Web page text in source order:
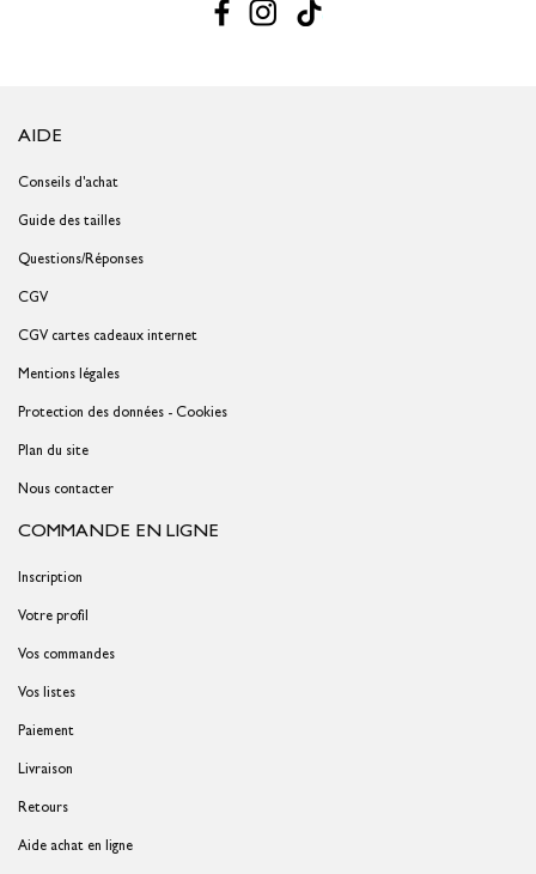
AIDE
Conseils d'achat
Guide des tailles
Questions/Réponses
CGV
CGV cartes cadeaux internet
Mentions légales
Protection des données - Cookies
Plan du site
Nous contacter
COMMANDE EN LIGNE
Inscription
Votre profil
Vos commandes
Vos listes
Paiement
Livraison
Retours
Aide achat en ligne